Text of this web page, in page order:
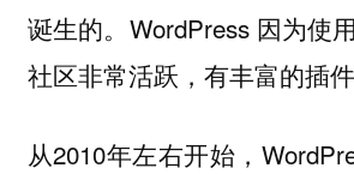
诞生的。WordPress 因为使
社区非常活跃，有丰富的插
从2010年左右开始，